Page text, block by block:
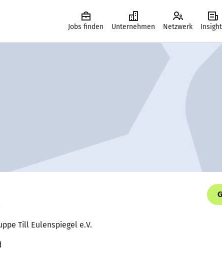
Jobs finden Unternehmen Netzwerk
Till Eulenspiegel e.V.